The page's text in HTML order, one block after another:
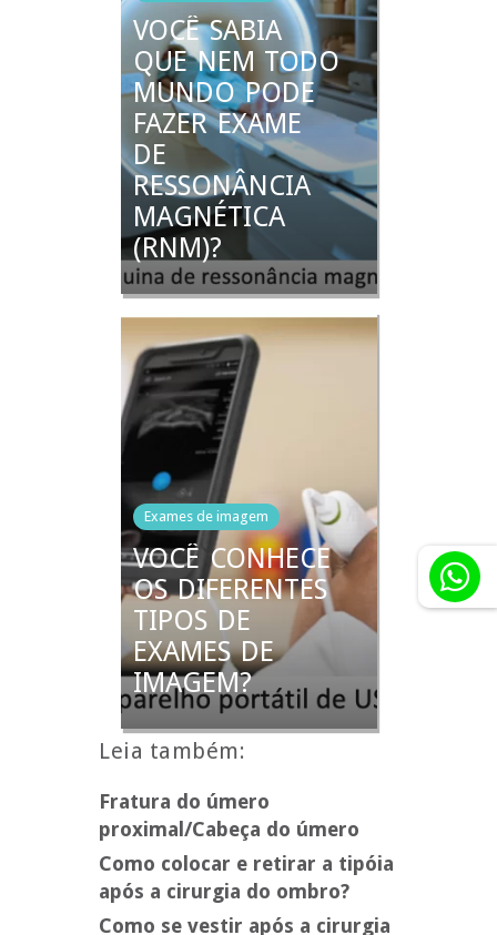
VOCÊ SABIA
QUE NEM TODO
MUNDO PODE
FAZER EXAME
DE
RESSONÂNCIA
MAGNÉTICA
(RNM)?
Exames de imagem
VOCÊ CONHECE
OS DIFERENTES
TIPOS DE
EXAMES DE
IMAGEM?
Leia também:
Fratura do úmero
proximal/Cabeça do úmero
Como colocar e retirar a tipóia
após a cirurgia do ombro?
Como se vestir após a cirurgia